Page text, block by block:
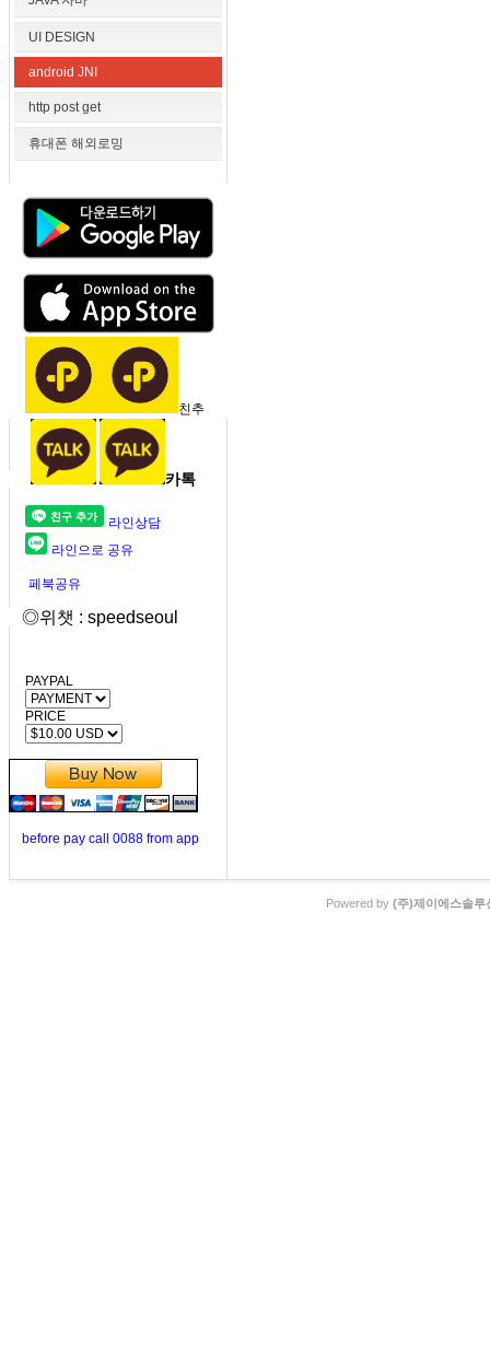
UI DESIGN
android JNI
http post get
휴대폰 해외로밍
친추
카톡
라인상담
라인으로 공유
페북공유
◎위챗 : speedseoul
PAYPAL
PRICE
before pay call 0088 from app
Powered by (주)제이에스솔루